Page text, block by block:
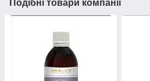
Подібні товари компанії